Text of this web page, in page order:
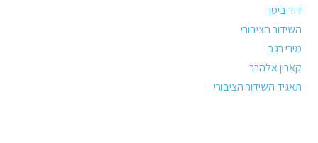
דוד ביטן
השידור הציבורי
מירי רגב
קארין אלהרר
תאגיד השידור הציבורי